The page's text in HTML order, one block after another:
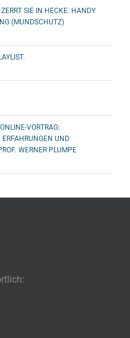
SIE IN HECKE. HANDY
(MUNDSCHUTZ)
VORTRAG:
ERFAHRUNGEN UND
WERNER PLUMPE